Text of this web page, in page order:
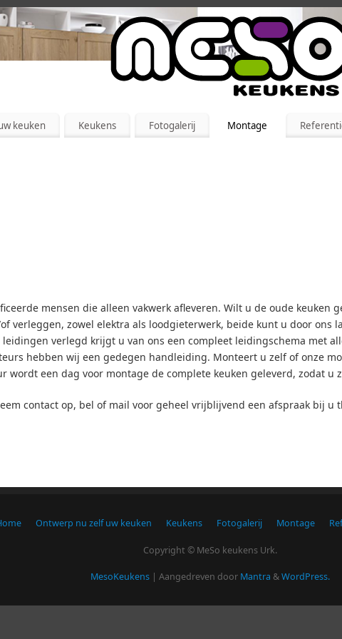
keuken Keukens Fotogalerij Montage
mensen die alleen vakwerk afleveren. Wilt u de oude keuken
verleggen, zowel elektra als loodgieterwerk, beide kunt u door ons
verlegd krijgt u van ons een compleet leidingschema met
hebben wij een gedegen handleiding. Monteert u zelf of onze
wordt een dag voor montage de complete keuken geleverd, zodat u
contact op, bel of mail voor geheel vrijblijvend een afspraak bij u
Ontwerp nu zelf uw keuken Keukens Fotogalerij Montage
Copyright © MeSo keukens Urk.
MesoKeukens | Aangedreven door Mantra &WordPress.